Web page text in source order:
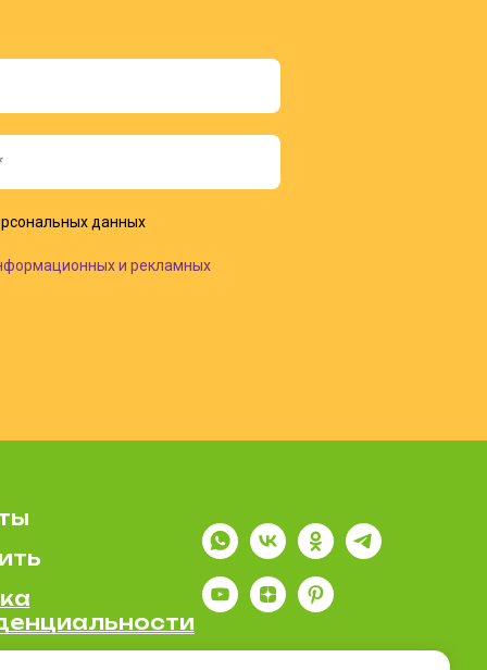
данных
и рекламных